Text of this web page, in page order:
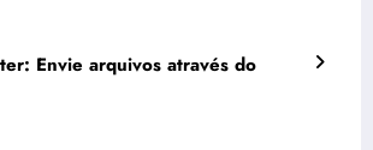
Envie arquivos através do